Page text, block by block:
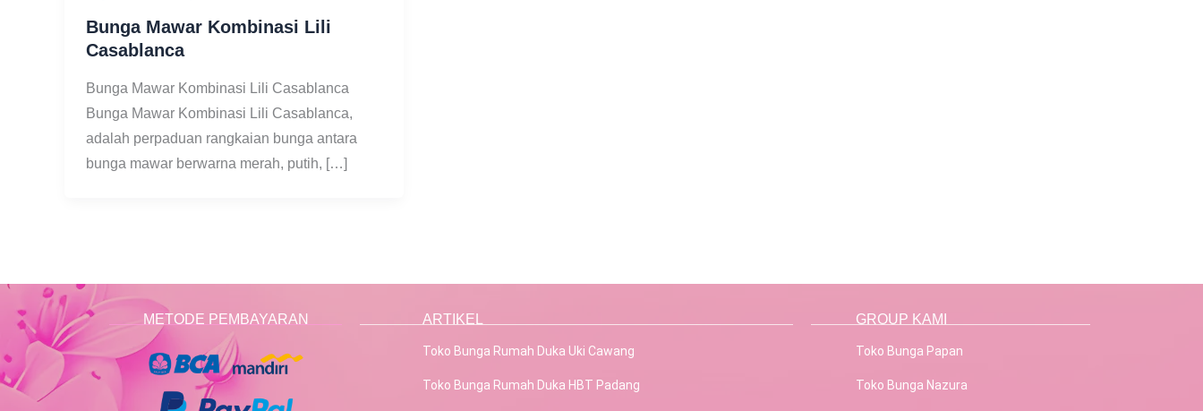
Bunga Mawar Kombinasi Lili
Casablanca
Bunga Mawar Kombinasi Lili Casablanca
Bunga Mawar Kombinasi Lili Casablanca,
adalah perpaduan rangkaian bunga antara
bunga mawar berwarna merah, putih, […]
METODE PEMBAYARAN ARTIKEL
Toko Bunga Rumah Duka Uki Cawang
Toko Bunga Rumah Duka HBT Padang
GROUP KAMI
Toko Bunga Papan
Toko Bunga Nazura